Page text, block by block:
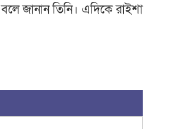
জানান তিনি। এদিকে রাইশা